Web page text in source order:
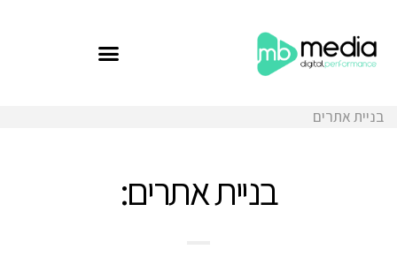
בניית אתרים
בניית אתרים: